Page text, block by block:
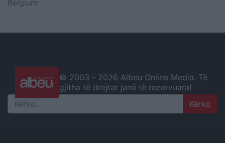
Belgium
© 2003 - 2026 Albeu Online Media. Të
gjitha të drejtat janë të rezervuara!
Search